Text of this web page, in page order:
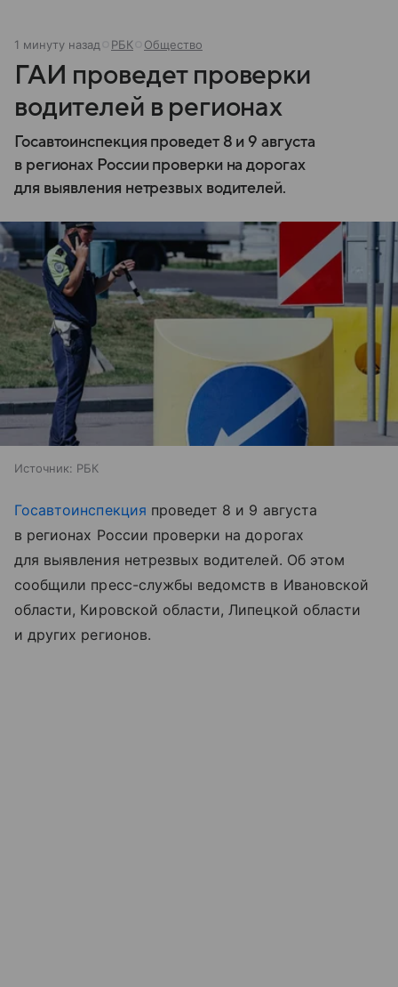
1 минуту назад РБК Общество
ГАИ проведет проверки
водителей в регионах
Госавтоинспекция проведет 8 и 9 августа
в регионах России проверки на дорогах
для выявления нетрезвых водителей.
Источник: РБК
Госавтоинспекция проведет 8 и 9 августа
в регионах России проверки на дорогах
для выявления нетрезвых водителей. Об этом
сообщили пресс-службы ведомств в Ивановской
области, Кировской области, Липецкой области
и других регионов.